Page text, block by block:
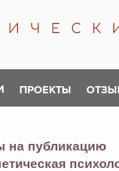
ПРОЕКТЫ
на публикацию